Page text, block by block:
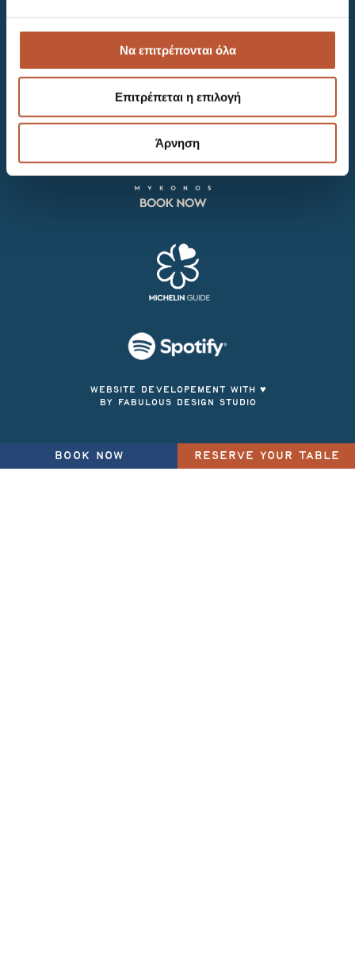
Να επιτρέπονται όλα
Επιτρέπεται η επιλογή
Άρνηση
NEWSLETTER
FOLLOW US AT
FACEBOOK|INSTAGRAM|TIKTOK
WEBSITE DEVELOPEMENT WITH ♥
BY FABULOUS DESIGN STUDIO
BOOK NOW RESERVE YOUR TABLE